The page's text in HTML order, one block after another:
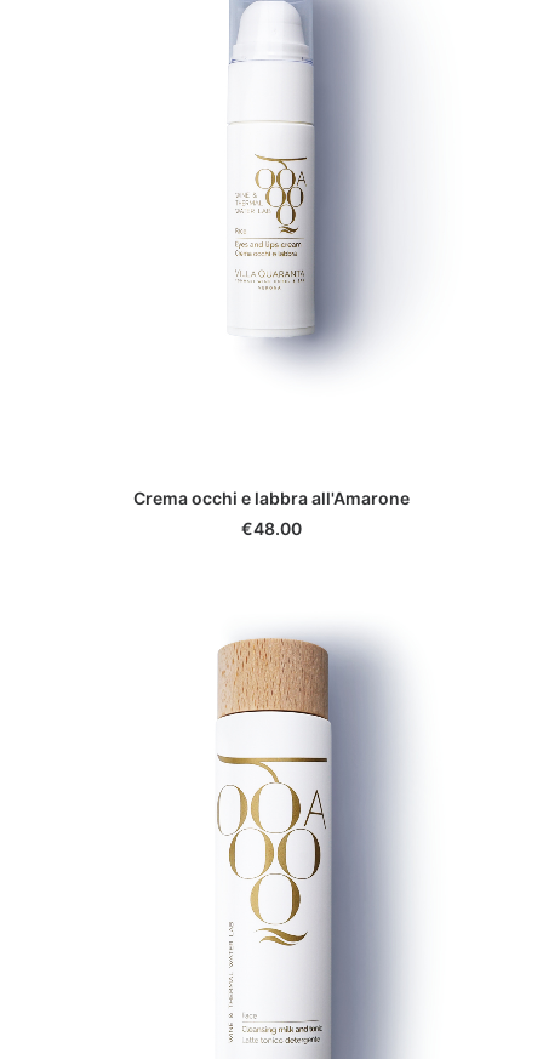
ADD TO CART
Crema occhi e labbra all'Amarone
€48.00